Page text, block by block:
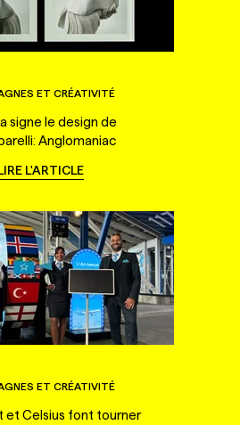
ET CRÉATIVITÉ
signe le design de
Anglomaniac
L'ARTICLE
ET CRÉATIVITÉ
et Celsius font tourner